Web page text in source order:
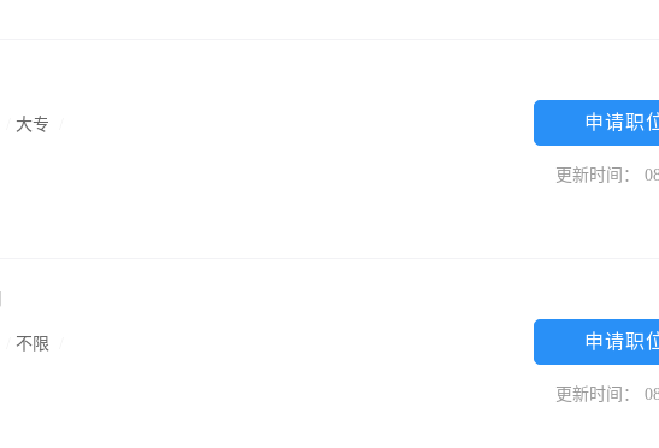
大专 申请职
更新时间：
不限 申请职
更新时间：